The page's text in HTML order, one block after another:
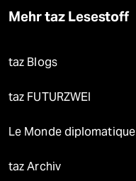
Mehr taz Lesestoff
taz Blogs
taz FUTURZWEI
Le Monde diplomatique
taz Archiv